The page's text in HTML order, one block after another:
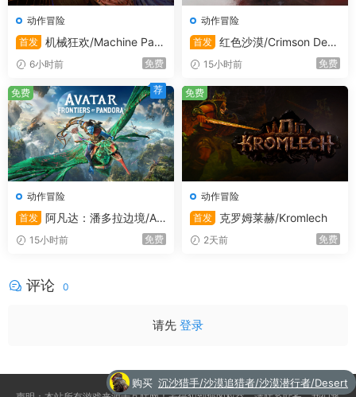
动作冒险
首发 机械狂欢/Machine Part
y/支持在线联机
6小时前 免费
动作冒险
首发 红色沙漠/Crimson Dese
rt 15小时前 免费
动作冒险
首发 阿凡达：潘多拉边境/Av
atar: Frontiers of Pandora
15小时前 免费
免费 荐
动作冒险
首发
克罗姆莱赫/Kromlech
2天前 免费
免费
评论 0
请先 登录
购买 沉沙猎手/沙漠追猎者/沙漠潜行者/Desert